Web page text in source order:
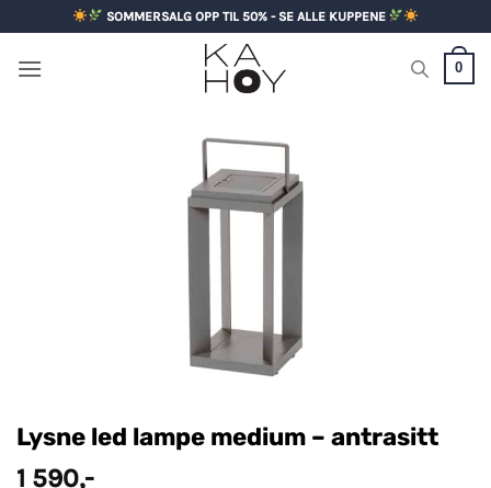
to
content
SOMMERSALG OPP TIL 50% - SE ALLE KUPPENE
0
Lysne led lampe medium – antrasitt
1 590,-